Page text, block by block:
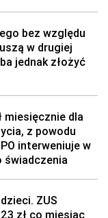
bez względu
w drugiej
jednak złożyć
miesięcznie dla
z powodu
interweniuje w
świadczenia
ZUS
zł co miesiąc